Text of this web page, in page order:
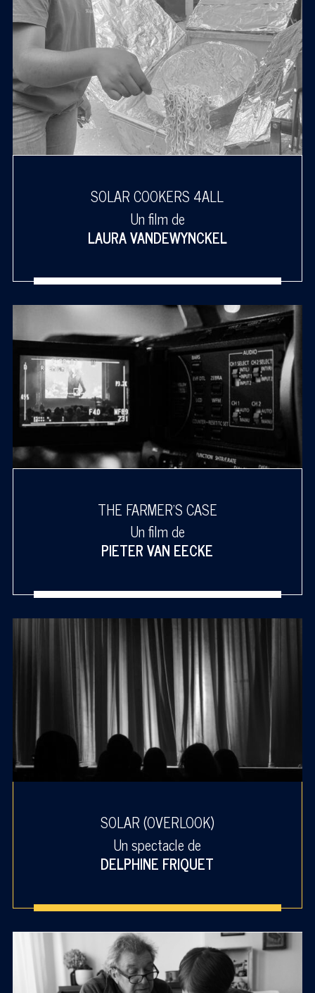
SOLAR COOKERS 4ALL
Un film de
LAURA VANDEWYNCKEL
THE FARMER'S CASE
Un film de
PIETER VAN EECKE
SOLAR (OVERLOOK)
Un spectacle de
DELPHINE FRIQUET